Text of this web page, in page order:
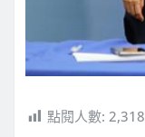
點閱人數: 2,318